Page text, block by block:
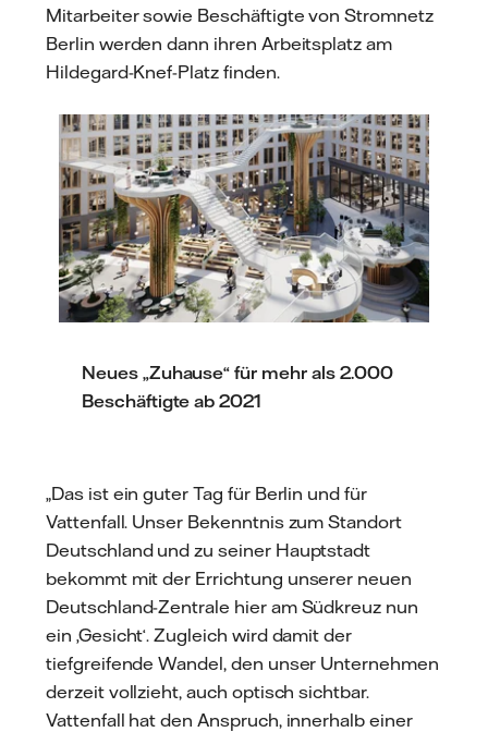
Mitarbeiter sowie Beschäftigte von Stromnetz
Berlin werden dann ihren Arbeitsplatz am
Hildegard-Knef-Platz finden.
Neues „Zuhause“ für mehr als 2.000
Beschäftigte ab 2021
„Das ist ein guter Tag für Berlin und für
Vattenfall. Unser Bekenntnis zum Standort
Deutschland und zu seiner Hauptstadt
bekommt mit der Errichtung unserer neuen
Deutschland-Zentrale hier am Südkreuz nun
ein ‚Gesicht‘. Zugleich wird damit der
tiefgreifende Wandel, den unser Unternehmen
derzeit vollzieht, auch optisch sichtbar.
Vattenfall hat den Anspruch, innerhalb einer